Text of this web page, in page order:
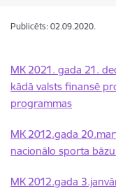
Publicēts: 02.09.2020.
MK 2021. gada 21.
kādā valsts finansē
programmas
MK 2012.gada
nacionālo sporta
MK 2012.gada